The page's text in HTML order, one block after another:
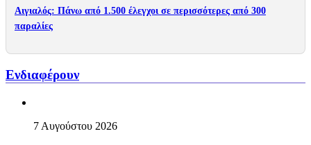
Αιγιαλός: Πάνω από 1.500 έλεγχοι σε περισσότερες από 300
παραλίες
Ενδιαφέρουν
7 Αυγούστου 2026